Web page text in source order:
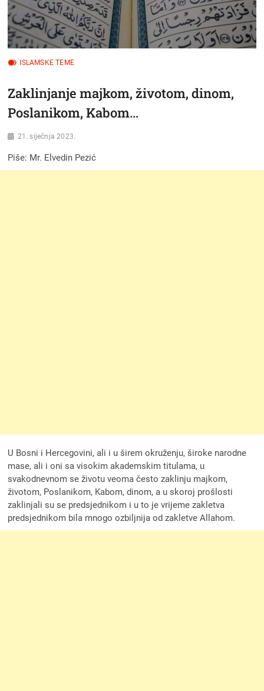
ISLAMSKE TEME
Zaklinjanje majkom, životom, dinom,
Poslanikom, Kabom…
21. siječnja 2023.
Piše: Mr. Elvedin Pezić
U Bosni i Hercegovini, ali i u širem okruženju, široke narodne
mase, ali i oni sa visokim akademskim titulama, u
svakodnevnom se životu veoma često zaklinju majkom,
životom, Poslanikom, Kabom, dinom, a u skoroj prošlosti
zaklinjali su se predsjednikom i u to je vrijeme zakletva
predsjednikom bila mnogo ozbiljnija od zakletve Allahom.